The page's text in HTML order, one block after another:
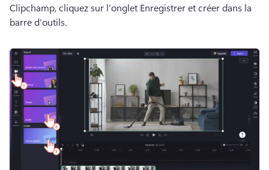
Clipchamp, cliquez sur l’onglet Enregistrer et créer dans la
barre d’outils.